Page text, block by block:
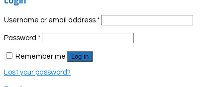
Username or email address *
Password *
Remember me Log in
Lost your password?